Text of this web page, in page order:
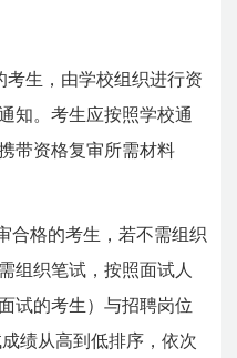
生，由学校组织进行资
知。考生应按照学校通
带资格复审所需材料
合格的考生，若不需组织
组织笔试，按照面试人
试的考生）与招聘岗位
绩从高到低排序，依次